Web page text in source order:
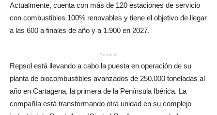
Actualmente, cuenta con más de 120 estaciones de servicio
con combustibles 100% renovables y tiene el objetivo de llegar
a las 600 a finales de año y a 1.900 en 2027.
- Anuncio -
Repsol está llevando a cabo la puesta en operación de su
planta de biocombustibles avanzados de 250.000 toneladas al
año en Cartagena, la primera de la Península Ibérica. La
compañía está transformando otra unidad en su complejo